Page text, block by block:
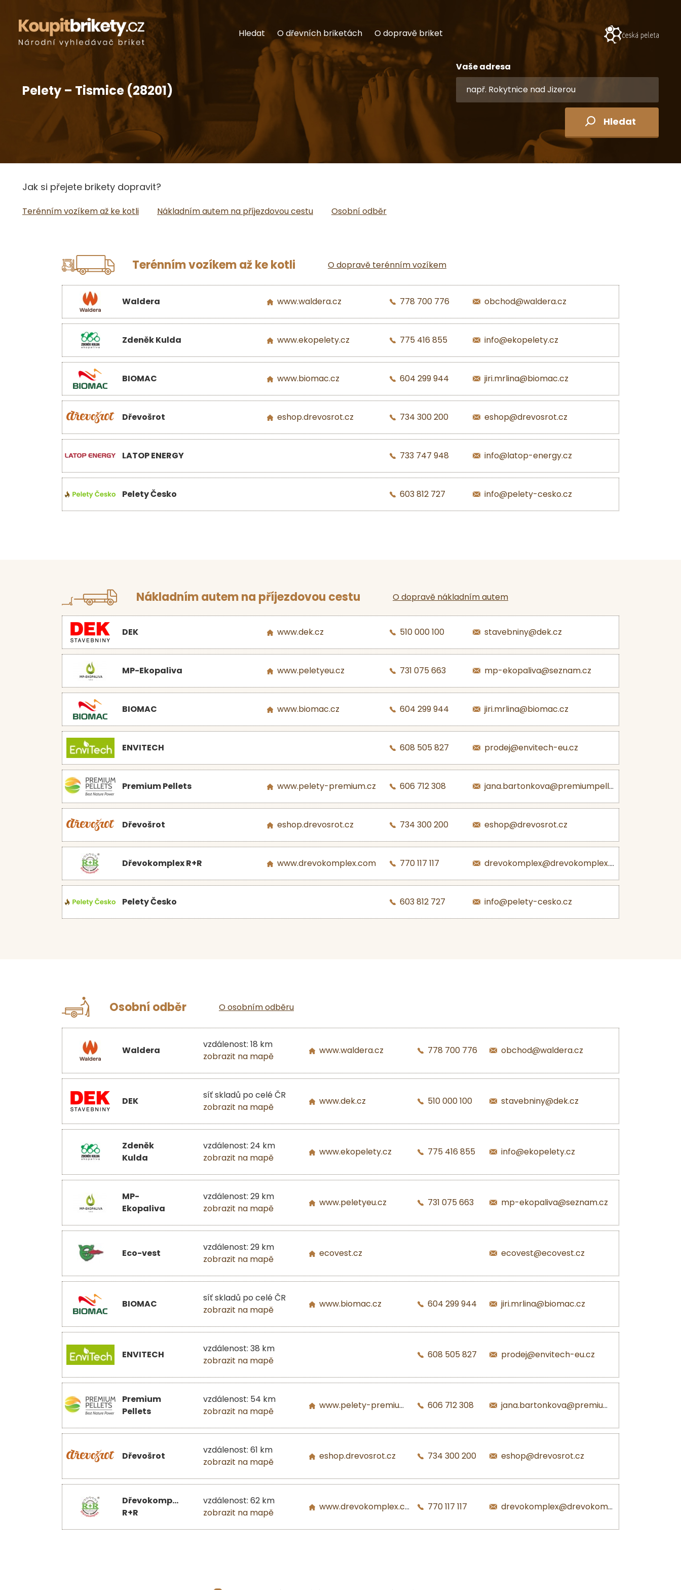
Hledat O dřevních briketách O dopravě briket
Pelety – Tismice (28201)
Vaše adresa
Hledat
Jak si přejete brikety dopravit?
Terénním vozíkem až ke kotli Nákladním autem na příjezdovou cestu Osobní odběr
Terénním vozíkem až ke kotli O dopravě terénním vozíkem
Waldera www.waldera.cz 778 700 776 obchod@waldera.cz
Zdeněk Kulda www.ekopelety.cz 775 416 855 info@ekopelety.cz
BIOMAC www.biomac.cz 604 299 944 jiri.mrlina@biomac.cz
Dřevošrot eshop.drevosrot.cz 734 300 200 eshop@drevosrot.cz
LATOP ENERGY 733 747 948 info@latop-energy.cz
Pelety Česko 603 812 727 info@pelety-cesko.cz
Nákladním autem na příjezdovou cestu O dopravě nákladním autem
DEK www.dek.cz 510 000 100 stavebniny@dek.cz
MP-Ekopaliva www.peletyeu.cz 731 075 663 mp-ekopaliva@seznam.cz
BIOMAC www.biomac.cz 604 299 944 jiri.mrlina@biomac.cz
ENVITECH 608 505 827 prodej@envitech-eu.cz
Premium Pellets www.pelety-premium.cz 606 712 308 jana.bartonkova@premiumpellets.cz
Dřevošrot eshop.drevosrot.cz 734 300 200 eshop@drevosrot.cz
Dřevokomplex R+R www.drevokomplex.com 770 117 117 drevokomplex@drevokomplex.com
Pelety Česko 603 812 727 info@pelety-cesko.cz
Osobní odběr O osobním odběru
Waldera
vzdálenost: 18 km
zobrazit na mapě
www.waldera.cz 778 700 776 obchod@waldera.cz
DEK
síť skladů po celé ČR
zobrazit na mapě
www.dek.cz 510 000 100 stavebniny@dek.cz
Zdeněk
Kulda
vzdálenost: 24 km
zobrazit na mapě
www.ekopelety.cz 775 416 855 info@ekopelety.cz
MP-
Ekopaliva
vzdálenost: 29 km
zobrazit na mapě
www.peletyeu.cz 731 075 663 mp-ekopaliva@seznam.cz
Eco-vest
vzdálenost: 29 km
zobrazit na mapě
ecovest.cz ecovest@ecovest.cz
BIOMAC
síť skladů po celé ČR
zobrazit na mapě
www.biomac.cz 604 299 944 jiri.mrlina@biomac.cz
ENVITECH
vzdálenost: 38 km
zobrazit na mapě
608 505 827 prodej@envitech-eu.cz
Premium
Pellets
vzdálenost: 54 km
zobrazit na mapě
www.pelety-premium.cz 606 712 308 jana.bartonkova@premiumpellets.cz
Dřevošrot
vzdálenost: 61 km
zobrazit na mapě
eshop.drevosrot.cz 734 300 200 eshop@drevosrot.cz
Dřevokomplex
R+R
vzdálenost: 62 km
zobrazit na mapě
www.drevokomplex.com 770 117 117 drevokomplex@drevokomplex.com